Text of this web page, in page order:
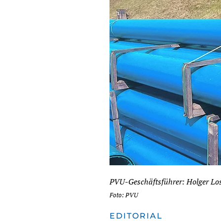
PVU-Geschäftsführer: Holger
Foto: PVU
EDITORIAL